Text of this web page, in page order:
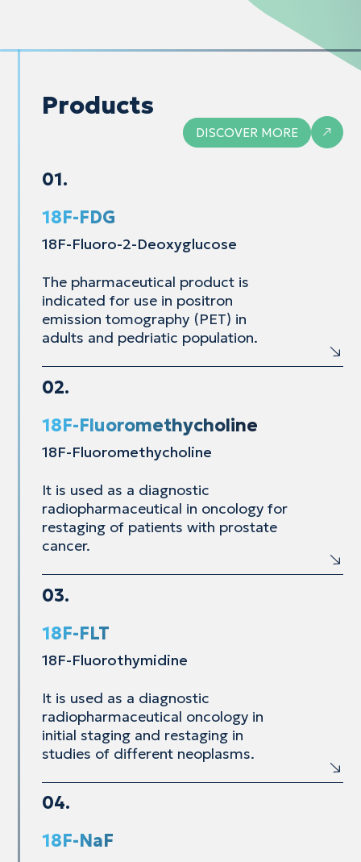
Products
DISCOVER MORE
01.
18F-FDG
18F-Fluoro-2-Deoxyglucose
The pharmaceutical product is
indicated for use in positron
emission tomography (PET) in
adults and pedriatic population.
02.
18F-Fluoromethycholine
18F-Fluoromethycholine
It is used as a diagnostic
radiopharmaceutical in oncology for
restaging of patients with prostate
cancer.
03.
18F-FLT
18F-Fluorothymidine
It is used as a diagnostic
radiopharmaceutical oncology in
initial staging and restaging in
studies of different neoplasms.
04.
18F-NaF